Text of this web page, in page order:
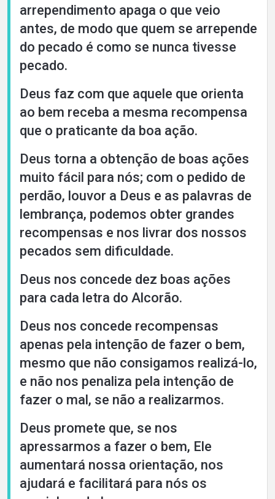
arrependimento apaga o que veio
antes, de modo que quem se arrepende
do pecado é como se nunca tivesse
pecado.
Deus faz com que aquele que orienta
ao bem receba a mesma recompensa
que o praticante da boa ação.
Deus torna a obtenção de boas ações
muito fácil para nós; com o pedido de
perdão, louvor a Deus e as palavras de
lembrança, podemos obter grandes
recompensas e nos livrar dos nossos
pecados sem dificuldade.
Deus nos concede dez boas ações
para cada letra do Alcorão.
Deus nos concede recompensas
apenas pela intenção de fazer o bem,
mesmo que não consigamos realizá-lo,
e não nos penaliza pela intenção de
fazer o mal, se não a realizarmos.
Deus promete que, se nos
apressarmos a fazer o bem, Ele
aumentará nossa orientação, nos
ajudará e facilitará para nós os